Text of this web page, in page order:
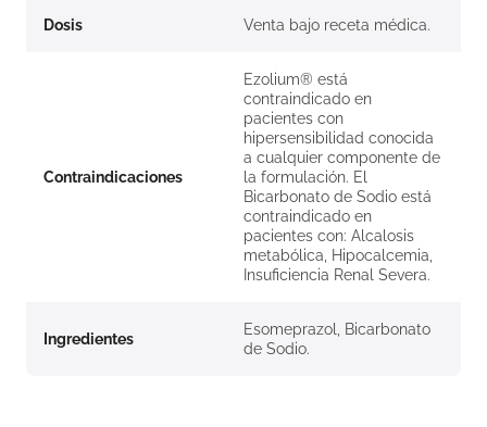
Dosis Venta bajo receta médica.
Contraindicaciones
Ezolium® está
contraindicado en
pacientes con
hipersensibilidad conocida
a cualquier componente de
la formulación. El
Bicarbonato de Sodio está
contraindicado en
pacientes con: Alcalosis
metabólica, Hipocalcemia,
Insuficiencia Renal Severa.
Ingredientes
Esomeprazol, Bicarbonato
de Sodio.
9. megacistin